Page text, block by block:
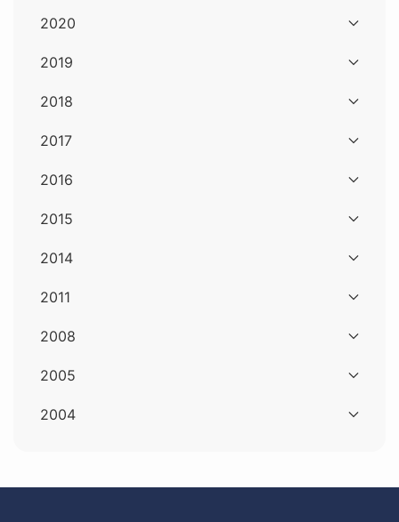
2020
2019
2018
2017
2016
2015
2014
2011
2008
2005
2004